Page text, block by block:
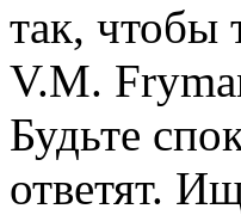
так, чтобы
V.M.
Будьте
ответят.